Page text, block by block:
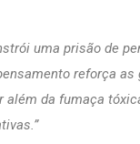
uma prisão de
reforça as
além da fumaça